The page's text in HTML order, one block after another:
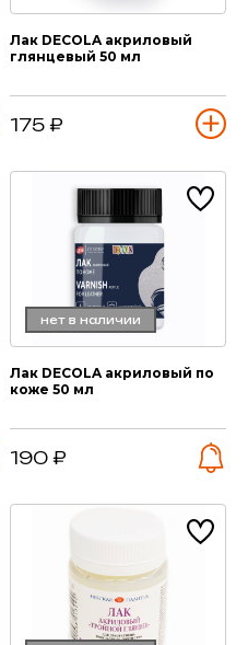
Лак DECOLA акриловый
глянцевый 50 мл
175 ₽
нет в наличии
Лак DECOLA акриловый по
коже 50 мл
190 ₽